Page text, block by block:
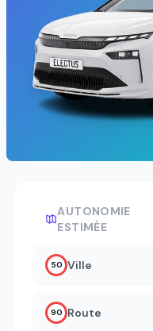
AUTONOMIE
ESTIMÉE
50 Ville
90 Route